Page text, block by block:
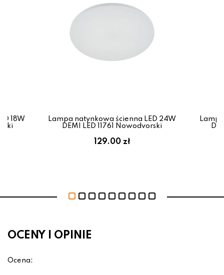
18W
Lampa natynkowa ścienna LED 24W
DEMI LED 11761 Nowodvorski
129.00 zł
OCENY I OPINIE
Ocena: